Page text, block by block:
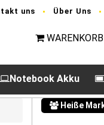
uns Über Uns
WARENKORB
Notebook Akku
Heiße